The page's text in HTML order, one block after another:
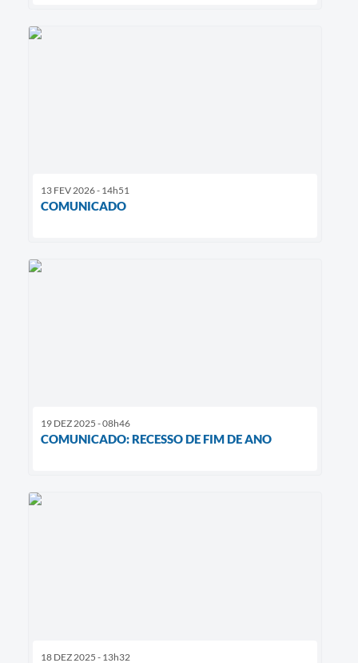
13 FEV 2026 - 14h51
COMUNICADO
19 DEZ 2025 - 08h46
COMUNICADO: RECESSO DE FIM DE ANO
18 DEZ 2025 - 13h32